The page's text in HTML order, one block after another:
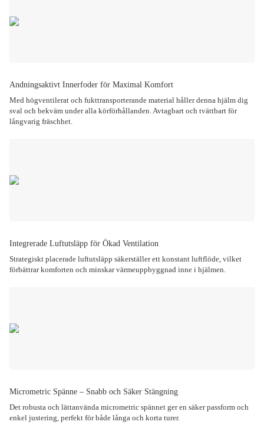
Andningsaktivt Innerfoder för Maximal Komfort
Med högventilerat och fukttransporterande material håller denna hjälm dig
sval och bekväm under alla körförhållanden. Avtagbart och tvättbart för
långvarig fräschhet.
Integrerade Luftutsläpp för Ökad Ventilation
Strategiskt placerade luftutsläpp säkerställer ett konstant luftflöde, vilket
förbättrar komforten och minskar värmeuppbyggnad inne i hjälmen.
Micrometric Spänne – Snabb och Säker Stängning
Det robusta och lättanvända micrometric spännet ger en säker passform och
enkel justering, perfekt för både långa och korta turer.